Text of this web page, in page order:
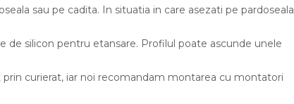
sau pe cadita. In situatia in care asezati pe pardoseala
de silicon pentru etansare. Profilul poate ascunde unele
curierat, iar noi recomandam montarea cu montatori